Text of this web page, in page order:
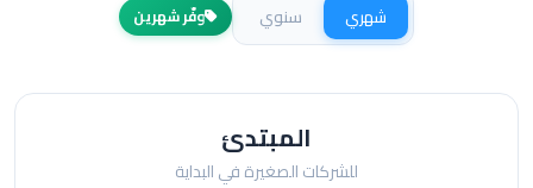
شهري سنوي وفّر شهرين
المبتدئ
للشركات الصغيرة في البداية